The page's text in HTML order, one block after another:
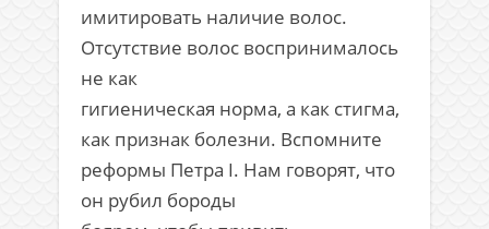
имитировать наличие волос.
Отсутствие волос воспринималось
не как
гигиеническая норма, а как стигма,
как признак болезни. Вспомните
реформы Петра I. Нам говорят, что
он рубил бороды